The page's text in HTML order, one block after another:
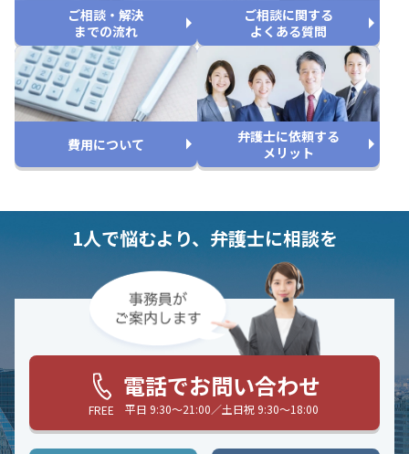
ご相談・解決
までの流れ
ご相談に関する
よくある質問
費用について
弁護士に依頼する
メリット
1人で悩むより、弁護士に相談を
FREE
電話でお問い合わせ
平日 9:30〜21:00／土日祝 9:30〜18:00